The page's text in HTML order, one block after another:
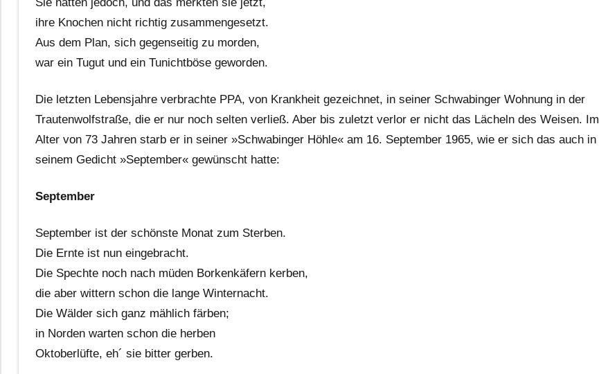
Sie hatten jedoch, und das merkten sie jetzt,
ihre Knochen nicht richtig zusammengesetzt.
Aus dem Plan, sich gegenseitig zu morden,
war ein Tugut und ein Tunichtböse geworden.
Die letzten Lebensjahre verbrachte PPA, von Krankheit gezeichnet, in seiner Schwabinger Wohnung in der
Trautenwolfstraße, die er nur noch selten verließ. Aber bis zuletzt verlor er nicht das Lächeln des Weisen. Im
Alter von 73 Jahren starb er in seiner »Schwabinger Höhle« am 16. September 1965, wie er sich das auch in
seinem Gedicht »September« gewünscht hatte:
September
September ist der schönste Monat zum Sterben.
Die Ernte ist nun eingebracht.
Die Spechte noch nach müden Borkenkäfern kerben,
die aber wittern schon die lange Winternacht.
Die Wälder sich ganz mählich färben;
in Norden warten schon die herben
Oktoberlüfte, eh´ sie bitter gerben.